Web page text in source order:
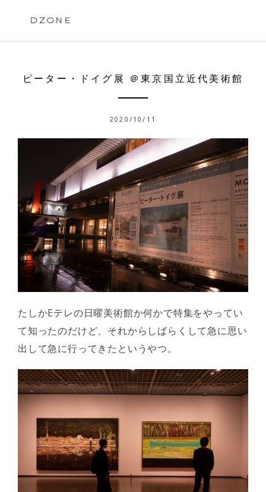
DZONE
ピーター・ドイグ展 ＠東京国立近代美術館
2020/10/11
たしかEテレの日曜美術館か何かで特集をやってい
て知ったのだけど、それからしばらくして急に思い
出して急に行ってきたというやつ。